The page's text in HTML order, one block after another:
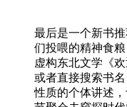
最后是一个新书
们投喂的精神食
虚构东北文学《
或者直接搜索书
性质的个体讲述